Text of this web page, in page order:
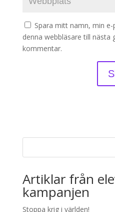
Spara mitt namn, min
denna webbläsare till nästa
kommentar.
Artiklar från
kampanjen
Stoppa krig i världen!